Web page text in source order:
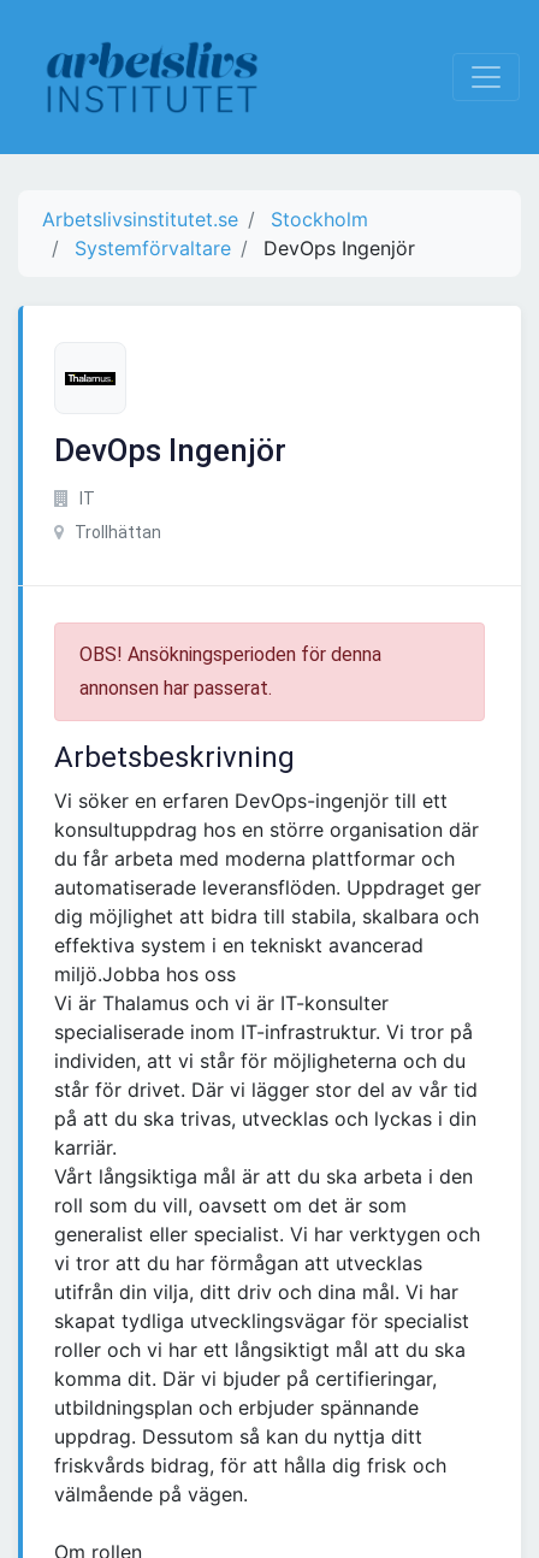
Arbetslivsinstitutet.se
Stockholm
Systemförvaltare
DevOps Ingenjör
DevOps Ingenjör
IT
Trollhättan
OBS! Ansökningsperioden för denna
annonsen har passerat.
Arbetsbeskrivning
Vi söker en erfaren DevOps-ingenjör till ett
konsultuppdrag hos en större organisation där
du får arbeta med moderna plattformar och
automatiserade leveransflöden. Uppdraget ger
dig möjlighet att bidra till stabila, skalbara och
effektiva system i en tekniskt avancerad
miljö.Jobba hos oss
Vi är Thalamus och vi är IT-konsulter
specialiserade inom IT-infrastruktur. Vi tror på
individen, att vi står för möjligheterna och du
står för drivet. Där vi lägger stor del av vår tid
på att du ska trivas, utvecklas och lyckas i din
karriär.
Vårt långsiktiga mål är att du ska arbeta i den
roll som du vill, oavsett om det är som
generalist eller specialist. Vi har verktygen och
vi tror att du har förmågan att utvecklas
utifrån din vilja, ditt driv och dina mål. Vi har
skapat tydliga utvecklingsvägar för specialist
roller och vi har ett långsiktigt mål att du ska
komma dit. Där vi bjuder på certifieringar,
utbildningsplan och erbjuder spännande
uppdrag. Dessutom så kan du nyttja ditt
friskvårds bidrag, för att hålla dig frisk och
välmående på vägen.
Om rollen